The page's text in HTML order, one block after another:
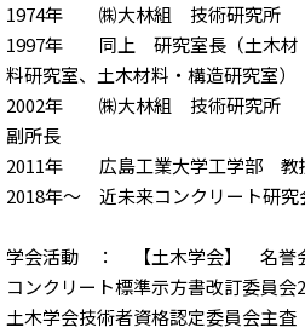
1974年 ㈱大林組 技術研究所
1997年 同上 研究室長（土木材
料研究室、土木材料・構造研究室）
2002年 ㈱大林組 技術研究所
副所長
2011年 広島工業大学工学部 教
2018年～ 近未来コンクリート
学会活動 ： 【土木学会】 名誉
コンクリート標準示方書改訂委員
土木学会技術者資格認定委員会主